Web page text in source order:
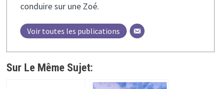
conduire sur une Zoé.
Voir toutes les publications
Sur Le Même Sujet: